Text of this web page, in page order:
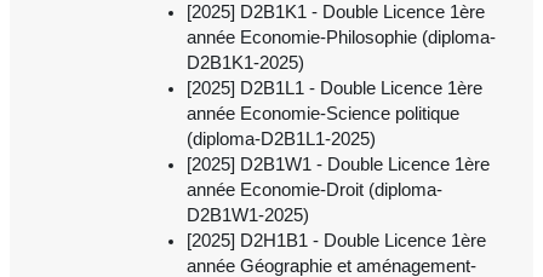
[2025] D2B1K1 - Double Licence 1ère
année Economie-Philosophie (diploma-
D2B1K1-2025)
[2025] D2B1L1 - Double Licence 1ère
année Economie-Science politique
(diploma-D2B1L1-2025)
[2025] D2B1W1 - Double Licence 1ère
année Economie-Droit (diploma-
D2B1W1-2025)
[2025] D2H1B1 - Double Licence 1ère
année Géographie et aménagement-